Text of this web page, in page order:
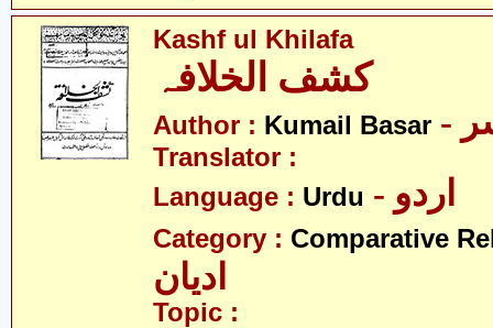
Kashf ul Khilafa
کشف الخلافہ
Author : Kumail Basar
Translator :
Language : Urdu - اردو
Category : Comparative
ادیان
Topic :